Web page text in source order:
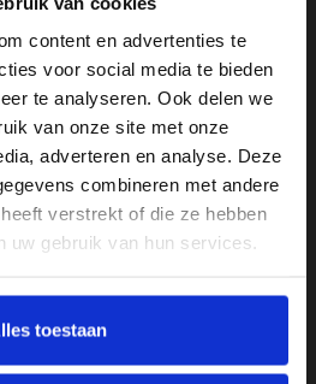
content en advertenties te
voor social media te bieden
te analyseren. Ook delen we
van onze site met onze
adverteren en analyse. Deze
combineren met andere
verstrekt of die ze hebben
uw gebruik van hun services.
toestaan